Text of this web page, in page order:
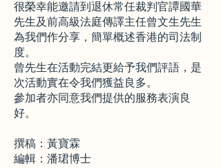
很榮幸能邀請到退休常任裁判官譚國華
先生及前高級法庭傳譯主任曾文生先生
為我們作分享，簡單概述香港的司法制
度。
曾先生在活動完結更給予我們評語，是
次活動實在令我們獲益良多。
參加者亦同意我們提供的服務表演良
好。
撰稿：黃寶霖
編輯：潘珺博士